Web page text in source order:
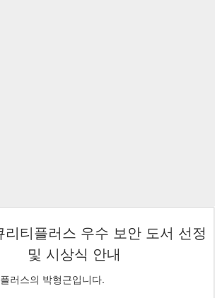
리티플러스 우수 보안 도서 선정
및 시상식 안내
러스의 박형근입니다.